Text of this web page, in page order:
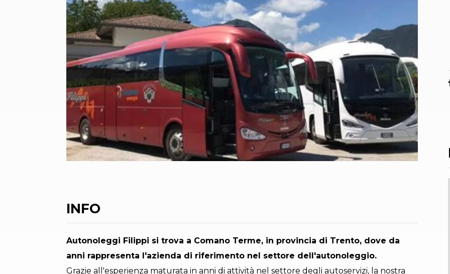
INFO
Autonoleggi Filippi si trova a Comano Terme, in provincia di Trento, dove da
anni rappresenta l'azienda di riferimento nel settore dell'autonoleggio.
Grazie all'esperienza maturata in anni di attività nel settore degli autoservizi, la nostra